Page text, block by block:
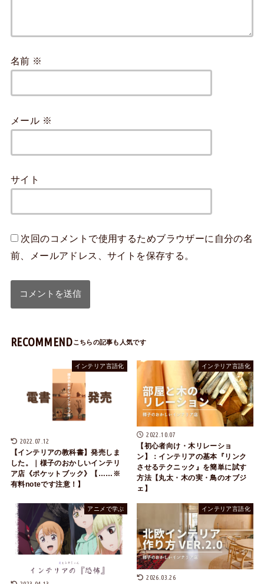
名前 ※
メール ※
サイト
次回のコメントで使用するためブラウザーに自分の名
前、メールアドレス、サイトを保存する。
RECOMMEND
インテリア言語化
2022.07.12
【インテリアの教科書】発売しま
した。｜様子のおかしいインテリ
ア店《ポケットブック》【……※
有料noteです注意！】
インテリア言語化
2022.10.07
【初心者向け・木リレーショ
ン】：インテリアの基本『リンク
させるテクニック』を簡単に試す
方法【丸太・木の実・鳥のオブジ
ェ】
アニメで学ぶ インテリア言語化
2026.03.26